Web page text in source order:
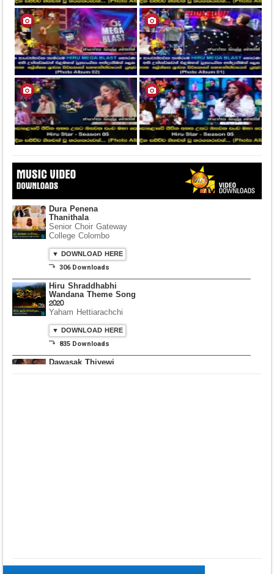
Dura Penena
Thanithala
Senior Choir Gateway
College Colombo
▼ DOWNLOAD HERE
⤵ 306 Downloads
Hiru Shraddhabhi
Wandana Theme Song
2020
Yaham Hettiarachchi
▼ DOWNLOAD HERE
⤵ 835 Downloads
Dawasak Thiyewi
Sanka Dineth